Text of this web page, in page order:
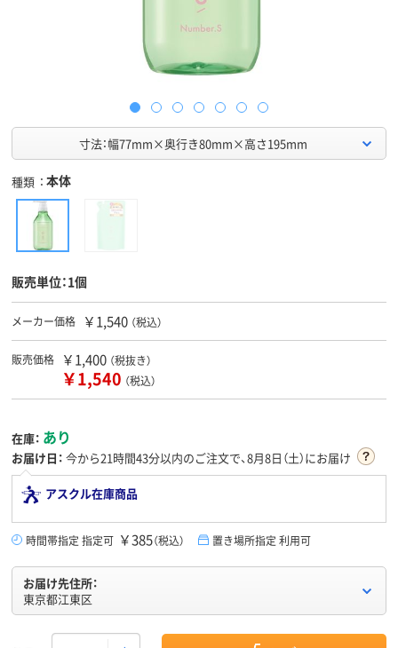
寸法：幅77mm×奥行き80mm×高さ195mm
種類 本体
販売単位：1個
メーカー価格 ￥1,540 （税込）
販売価格 ￥1,400 （税抜き）
￥1,540 （税込）
在庫： あり
お届け日： 今から21時間43分以内のご注文で、8月8日（土）にお届け
アスクル在庫商品
時間帯指定 指定可 ￥385（税込） 置き場所指定 利用可
お届け先住所：
東京都江東区